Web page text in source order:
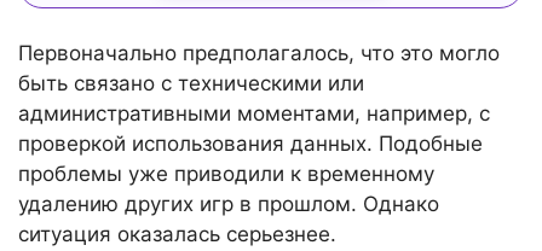
Первоначально предполагалось, что это могло
быть связано с техническими или
административными моментами, например, с
проверкой использования данных. Подобные
проблемы уже приводили к временному
удалению других игр в прошлом. Однако
ситуация оказалась серьезнее.